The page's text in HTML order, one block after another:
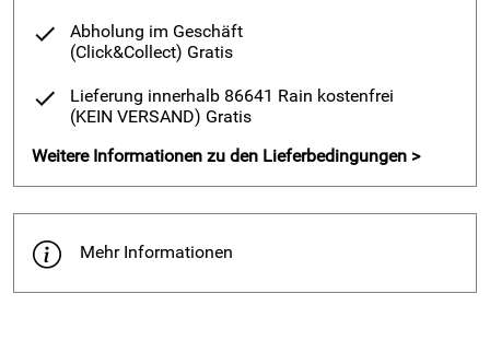
Abholung im Geschäft
(Click&Collect) Gratis
Lieferung innerhalb 86641 Rain kostenfrei
(KEIN VERSAND) Gratis
Weitere Informationen zu den Lieferbedingungen >
Mehr Informationen